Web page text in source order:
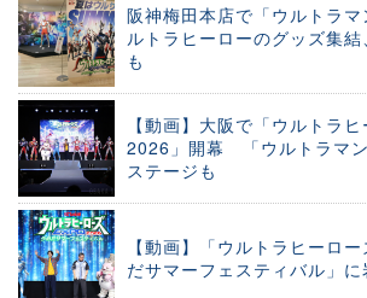
阪神梅田本店で「ウルトラ
ルトラヒーローのグッズ集
も
【動画】大阪で「ウルトラ
2026」開幕 「ウルトラマ
ステージも
【動画】「ウルトラヒーロ
だサマーフェスティバル」